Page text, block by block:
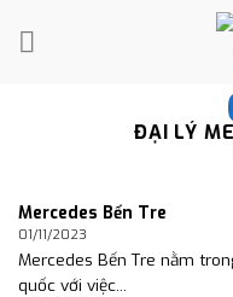
ĐẠI LÝ
Mercedes Bến Tre
01/11/2023
Mercedes Bến Tre nằm
quốc với việc...